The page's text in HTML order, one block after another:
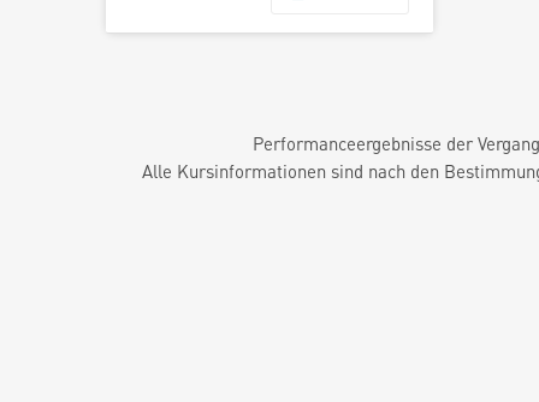
Performanceergebnisse der
Alle Kursinformationen sind nach den